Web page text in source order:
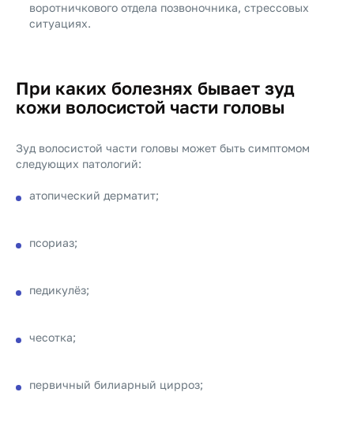
воротничкового отдела позвоночника, стрессовых
ситуациях.
При каких болезнях бывает зуд
кожи волосистой части головы
Зуд волосистой части головы может быть симптомом
следующих патологий:
атопический дерматит;
псориаз;
педикулёз;
чесотка;
первичный билиарный цирроз;